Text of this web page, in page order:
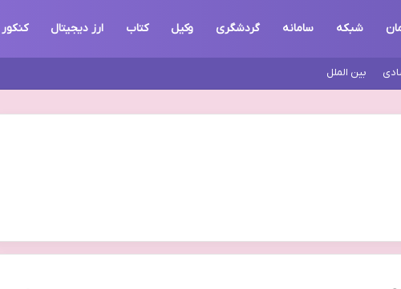
شبکه سامانه گردشگری وکیل کتاب ارز دیجیتال کنکور
بین الملل